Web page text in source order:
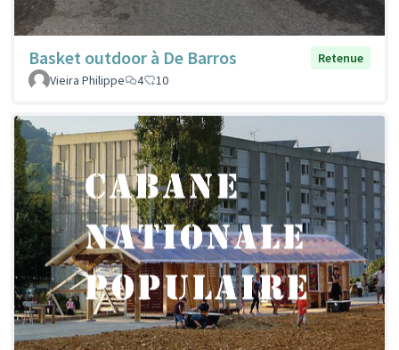
Basket outdoor à De Barros
Retenue
Vieira Philippe
4 10